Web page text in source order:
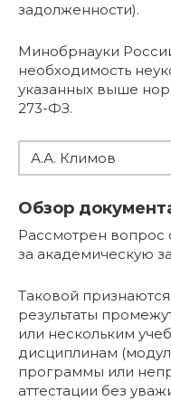
задолженности).
Минобрнауки
необходимость
указанных выше
273-ФЗ.
А.А. Климов
Обзор
Рассмотрен вопрос
за академическую
Таковой
результаты
или нескольким
дисциплинам
программы или
аттестации без